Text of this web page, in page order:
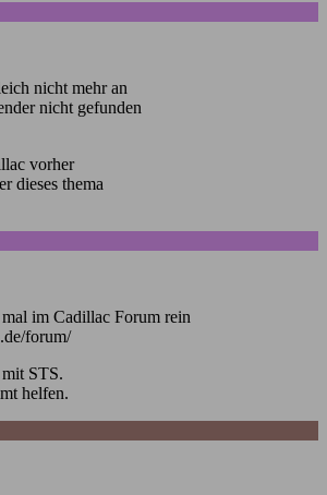
nicht mehr an
nicht gefunden
vorher
dieses thema
im Cadillac Forum rein
forum/
STS.
helfen.